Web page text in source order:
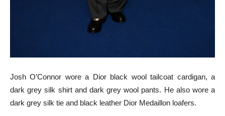
Josh O’Connor wore a Dior black wool tailcoat cardigan, a
dark grey silk shirt and dark grey wool pants. He also wore a
dark grey silk tie and black leather Dior Medaillon loafers.